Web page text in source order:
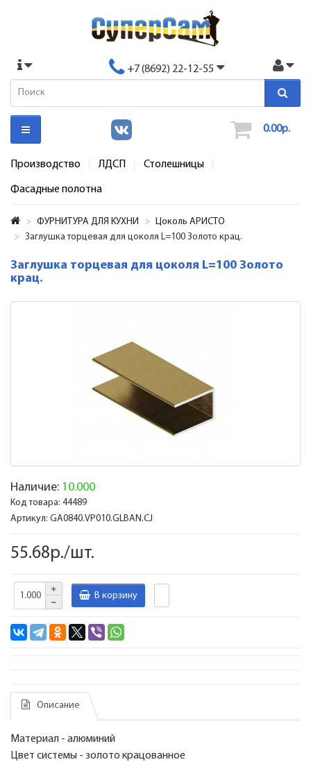
+7 (8692) 22-12-55
0.00р.
Производство ЛДСП Столешницы
Фасадные полотна
ФУРНИТУРА ДЛЯ КУХНИ
Цоколь АРИСТО
Заглушка торцевая для цоколя L=100 Золото крац.
Заглушка торцевая для цоколя L=100 Золото
крац.
Наличие: 10.000
Код товара: 44489
Артикул: GA0840.VP010.GLBAN.CJ
55.68р./шт.
В корзину
Описание
Материал - алюминий
Цвет системы - золото крацованное